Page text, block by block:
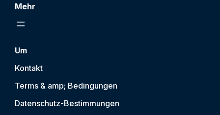
Mehr
Um
Kontakt
Terms & amp; Bedingungen
Datenschutz-Bestimmungen